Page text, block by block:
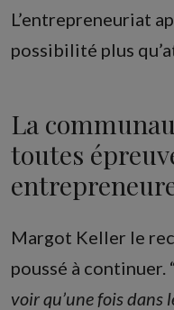
L’entrepreneuriat
possibilité plus
La
toutes
Margot Keller le
poussé à continuer.
voir qu’une fois dans